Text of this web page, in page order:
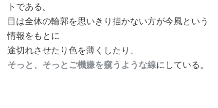
トである。
目は全体の輪郭を思いきり描かない方が今風という
情報をもとに
途切れさせたり色を薄くしたり、
そっと、そっとご機嫌を窺うような線にしている。